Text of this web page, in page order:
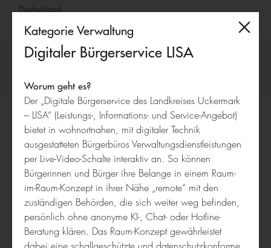
Deutschland
der
Ideen
Digitaler
Bürgerservice
LISA
Bildung
Discover Beyond Borders
Kategorie Verwaltung
Digitaler Bürgerservice LISA
Worum geht es?
Der „Digitale Bürgerservice des Landkreises Uckermark
– LISA“ (Leistungs-, Informations- und Service-Angebot)
bietet in wohnortnahen, mit digitaler Technik
ausgestatteten Bürgerbüros Verwaltungsdienstleistungen
per Live-Video-Schalte interaktiv an. So können
Bürgerinnen und Bürger ihre Belange in einem Raum-
im-Raum-Konzept in ihrer Nähe „remote“ mit den
zuständigen Behörden, die sich weiter weg befinden,
persönlich ohne anonyme KI-, Chat- oder Hotline-
Beratung klären. Das Raum-Konzept gewährleistet